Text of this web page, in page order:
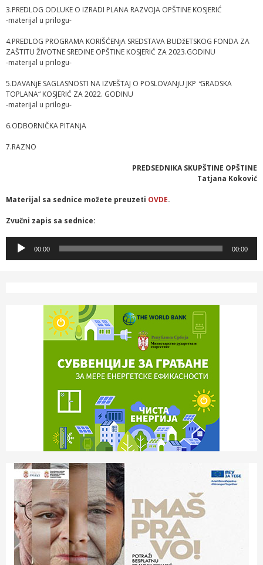
3.PREDLOG ODLUKE O IZRADI PLANA RAZVOJA OPŠTINE KOSJERIĆ
-materijal u prilogu-
4.PREDLOG PROGRAMA KORIŠĆENjA SREDSTAVA BUDžETSKOG FONDA ZA
ZAŠTITU ŽIVOTNE SREDINE OPŠTINE KOSJERIĆ ZA 2023.GODINU
-materijal u prilogu-
5.DAVANjE SAGLASNOSTI NA IZVEŠTAJ O POSLOVANjU JKP “GRADSKA
TOPLANA“ KOSJERIĆ ZA 2022. GODINU
-materijal u prilogu-
6.ODBORNIČKA PITANjA
7.RAZNO
PREDSEDNIKA SKUPŠTINE OPŠTINE
Tatjana Koković
Materijal sa sednice možete preuzeti OVDE.
Zvučni zapis sa sednice:
Прегледач
звучних
записа
00:00 00:00